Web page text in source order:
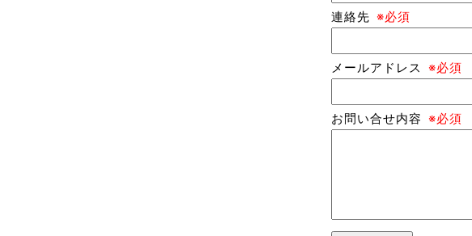
連絡先 ※必須
メールアドレス
※必須
お問い合せ内容 ※必須